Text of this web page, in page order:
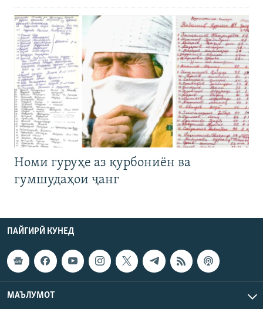
Номи гуруҳе аз қурбониён ва
гумшудаҳои ҷанг
ПАЙГИРӢ КУНЕД
МАЪЛУМОТ